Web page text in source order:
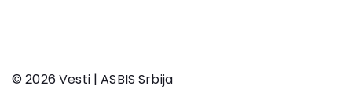
© 2026 Vesti | ASBIS Srbija